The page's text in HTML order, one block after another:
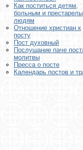
Как поститься детям,
больным и
людям
Отношение христиан к
посту
Пост духовный
Послушание паче
молитвы
Пресса о посте
Календарь постов и